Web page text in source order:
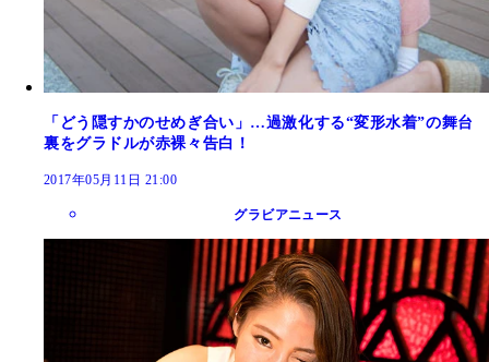
「どう隠すかのせめぎ合い」…過激化する“変形水着”の舞台
裏をグラドルが赤裸々告白！
2017年05月11日 21:00
グラビアニュース